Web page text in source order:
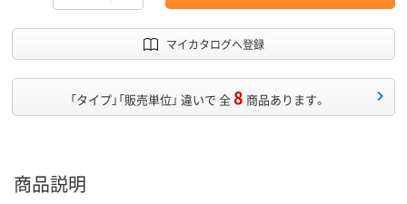
マイカタログへ登録
「タイプ」「販売単位」 違いで 全8 商品あります。
商品説明